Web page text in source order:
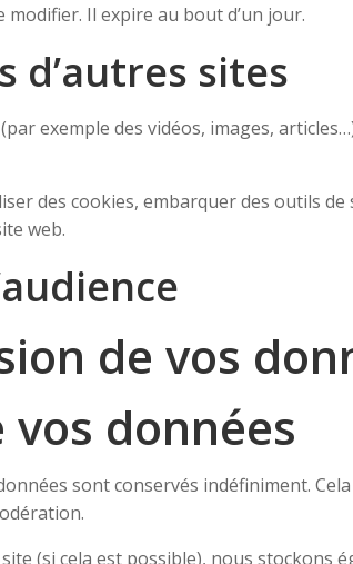
modifier. Il expire au bout d’un jour.
d’autres sites
exemple des vidéos, images,
des cookies, embarquer des outils
web.
de vos
données
sont conservés indéfiniment.
(si cela est possible), nous stockons